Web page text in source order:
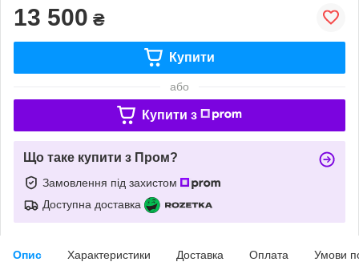
13 500 ₴
Купити
або
Купити з
Що таке купити з Пром?
Замовлення під захистом
Доступна доставка
Опис Характеристики Доставка Оплата Умови